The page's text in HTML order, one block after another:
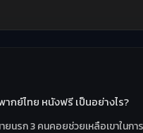
กย์ไทย หนังฟรี เป็นอย่างไร?
รก 3 คนคอยช่วยเหลือเขาในก